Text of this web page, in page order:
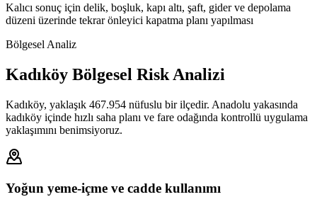
Kalıcı sonuç için delik, boşluk, kapı altı, şaft, gider ve depolama
düzeni üzerinde tekrar önleyici kapatma planı yapılması
Bölgesel Analiz
Kadıköy Bölgesel Risk Analizi
Kadıköy, yaklaşık 467.954 nüfuslu bir ilçedir. Anadolu yakasında
kadıköy içinde hızlı saha planı ve fare odağında kontrollü uygulama
yaklaşımını benimsiyoruz.
Yoğun yeme-içme ve cadde kullanımı